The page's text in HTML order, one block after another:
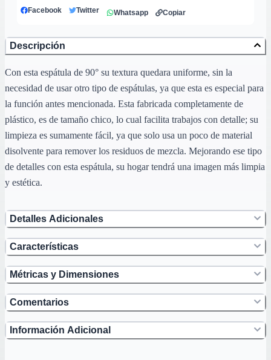
Facebook Twitter Whatsapp Copiar
Descripción
Con esta espátula de 90° su textura quedara uniforme, sin la
necesidad de usar otro tipo de espátulas, ya que esta es especial para
la función antes mencionada. Esta fabricada completamente de
plástico, es de tamaño chico, lo cual facilita trabajos con detalle; su
limpieza es sumamente fácil, ya que solo usa un poco de material
disolvente para remover los residuos de mezcla. Mejorando ese tipo
de detalles con esta espátula, su hogar tendrá una imagen más limpia
y estética.
Detalles Adicionales
Características
Métricas y Dimensiones
Comentarios
Información Adicional